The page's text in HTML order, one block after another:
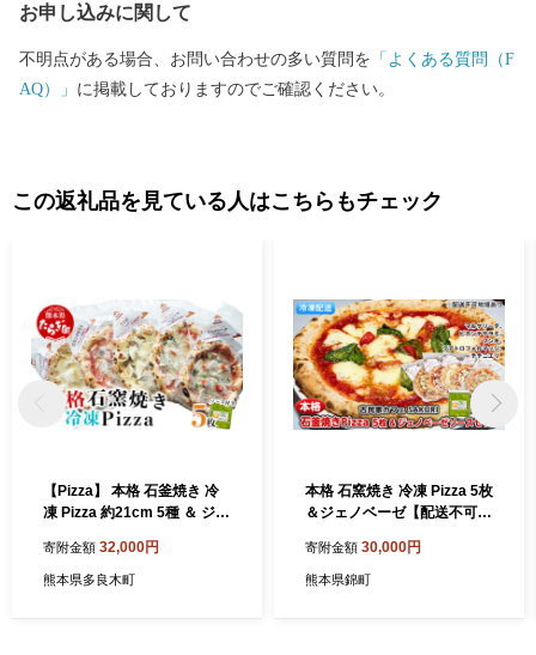
お申し込みに関して
不明点がある場合、お問い合わせの多い質問を 「よくある質問（F
AQ）」 に掲載しておりますのでご確認ください。
この返礼品を見ている人はこちらもチェック
【Pizza】 本格 石釜焼き 冷
凍 Pizza 約21cm 5種 ＆ ジェ
食べ比べ 059-0282
寄附金額 32,000円
熊本県多良木町
本格 石窯焼き 冷凍 Pizza 5枚
＆ジェノベーゼ【配送不可：
ソース
寄附金額 30,000円
熊本県錦町